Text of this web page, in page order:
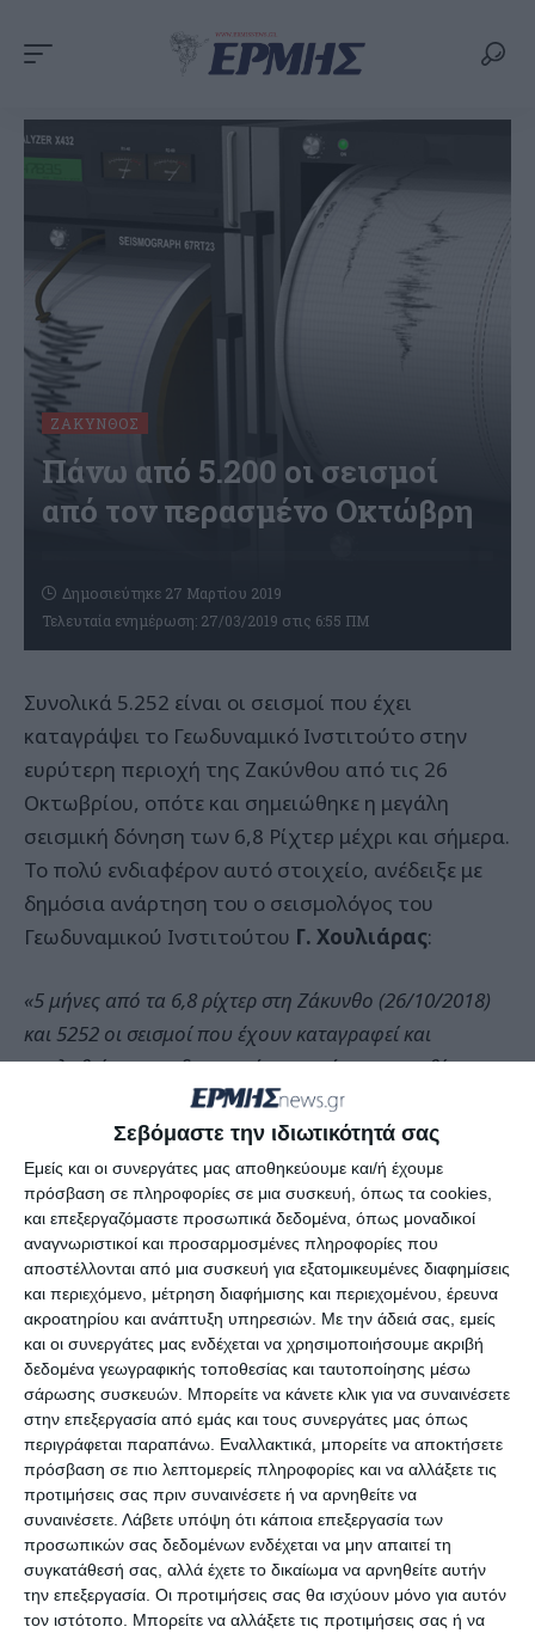
Σεβόμαστε την ιδιωτικότητά σας
Εμείς και οι συνεργάτες μας αποθηκεύουμε και/ή έχουμε
πρόσβαση σε πληροφορίες σε μια συσκευή, όπως τα cookies,
και επεξεργαζόμαστε προσωπικά δεδομένα, όπως μοναδικοί
αναγνωριστικοί και προσαρμοσμένες πληροφορίες που
αποστέλλονται από μια συσκευή για εξατομικευμένες διαφημίσεις
και περιεχόμενο, μέτρηση διαφήμισης και περιεχομένου, έρευνα
ακροατηρίου και ανάπτυξη υπηρεσιών. Με την άδειά σας, εμείς
και οι συνεργάτες μας ενδέχεται να χρησιμοποιήσουμε ακριβή
δεδομένα γεωγραφικής τοποθεσίας και ταυτοποίησης μέσω
σάρωσης συσκευών. Μπορείτε να κάνετε κλικ για να συναινέσετε
στην επεξεργασία από εμάς και τους συνεργάτες μας όπως
περιγράφεται παραπάνω. Εναλλακτικά, μπορείτε να αποκτήσετε
πρόσβαση σε πιο λεπτομερείς πληροφορίες και να αλλάξετε τις
προτιμήσεις σας πριν συναινέσετε ή να αρνηθείτε να
συναινέσετε. Λάβετε υπόψη ότι κάποια επεξεργασία των
προσωπικών σας δεδομένων ενδέχεται να μην απαιτεί τη
συγκατάθεσή σας, αλλά έχετε το δικαίωμα να αρνηθείτε αυτήν
την επεξεργασία. Οι προτιμήσεις σας θα ισχύουν μόνο για αυτόν
τον ιστότοπο. Μπορείτε να αλλάξετε τις προτιμήσεις σας ή να
ΖΆΚΥΝΘΟΣ
Πάνω από 5.200 οι σεισμοί
από τον περασμένο Οκτώβρη
Τελευταία ενημέρωση: 27/03/2019 στις 6:55 ΠΜ
Δημοσιεύτηκε 27 Μαρτίου 2019
Συνολικά 5.252 είναι οι σεισμοί που έχει
καταγράψει το Γεωδυναμικό Ινστιτούτο στην
ευρύτερη περιοχή της Ζακύνθου από τις 26
Οκτωβρίου, οπότε και σημειώθηκε η μεγάλη
σεισμική δόνηση των 6,8 Ρίχτερ μέχρι και σήμερα.
Το πολύ ενδιαφέρον αυτό στοιχείο, ανέδειξε με
δημόσια ανάρτηση του ο σεισμολόγος του
Γεωδυναμικού Ινστιτούτου Γ. Χουλιάρας:
«5 μήνες από τα 6,8 ρίχτερ στη Ζάκυνθο (26/10/2018)
και 5252 οι σεισμοί που έχουν καταγραφεί και
αναλυθεί στο γεωδυναμικό ινστιτούτο, στην φθίνουσα
πορεία της μετασεισμικής ακολουθίας μέχρι σήμερα»
σημειώνει.
Ο τελευταίος αισθητός σεισμός ήταν αυτός που
σημειώθηκε το πρωί της Κυριακής αλλά
μικρότεροι και λιγότερο αισθητοί σεισμοί
καταγράφονται συνεχώς από τα όργανα του
δικτύου του Ινστιτούτου.
Αφήστε ένα σχόλιο
ΔΙΑΒΆΣΤΕ ΕΠΊΣΗΣ